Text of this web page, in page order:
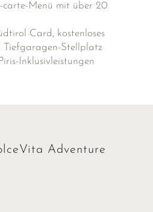
Menü mit über 20
Card, kostenloses
Stellplatz
Inklusivleistungen
Adventure